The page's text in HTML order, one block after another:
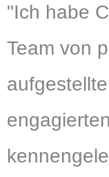
"Ich habe
Team von